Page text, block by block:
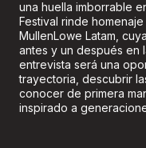
una huella imborrable
Festival rinde
MullenLowe Latam,
antes y un después en
entrevista será una
trayectoria, descubrir
conocer de primera
inspirado a